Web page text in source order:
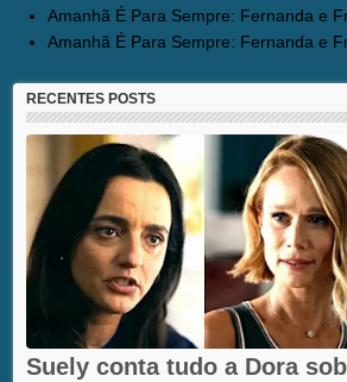
Amanhã É Para Sempre: Fernanda e
Amanhã É Para Sempre: Fernanda e
RECENTES POSTS
Suely conta tudo a Dora